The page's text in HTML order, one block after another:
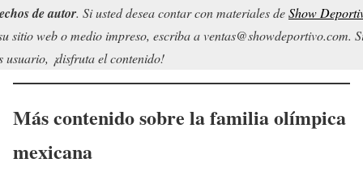
de autor. Si usted desea contar con materiales deShow
sitio web o medio impreso, escriba a ventas@showdeportivo.com.
usuario, ¡disfruta el contenido!
Más contenido sobre la familia olímpica
mexicana